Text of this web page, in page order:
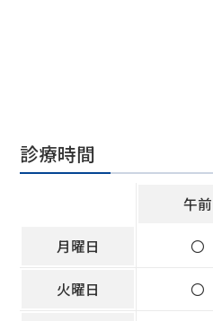
診療時間
午前
月曜日 〇
火曜日 〇